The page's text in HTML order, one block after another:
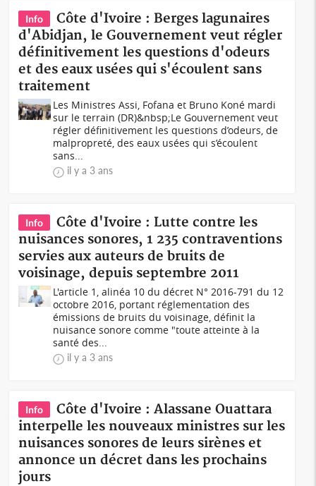
Info
Côte d'Ivoire : Berges lagunaires
d'Abidjan, le Gouvernement veut régler
définitivement les questions d'odeurs
et des eaux usées qui s'écoulent sans
traitement
Les Ministres Assi, Fofana et Bruno Koné mardi
sur le terrain (DR)&nbsp;Le Gouvernement veut
régler définitivement les questions d’odeurs, de
malpropreté, des eaux usées qui s’écoulent
sans...
il y a 3 ans
Info
Côte d'Ivoire : Lutte contre les
nuisances sonores, 1 235 contraventions
servies aux auteurs de bruits de
voisinage, depuis septembre 2011
L'article 1, alinéa 10 du décret N° 2016-791 du 12
octobre 2016, portant réglementation des
émissions de bruits du voisinage, définit la
nuisance sonore comme "toute atteinte à la
santé des...
il y a 3 ans
Info
Côte d'Ivoire : Alassane Ouattara
interpelle les nouveaux ministres sur les
nuisances sonores de leurs sirènes et
annonce un décret dans les prochains
jours